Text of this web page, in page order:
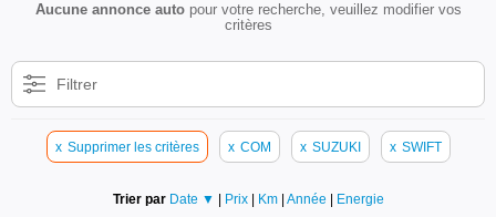
Aucune annonce autopour votre recherche, veuillez modifier vos
critères
Filtrer
x Supprimer les critères x COM x SUZUKI x SWIFT
Trier par Date ▼ | Prix | Km | Année | Energie